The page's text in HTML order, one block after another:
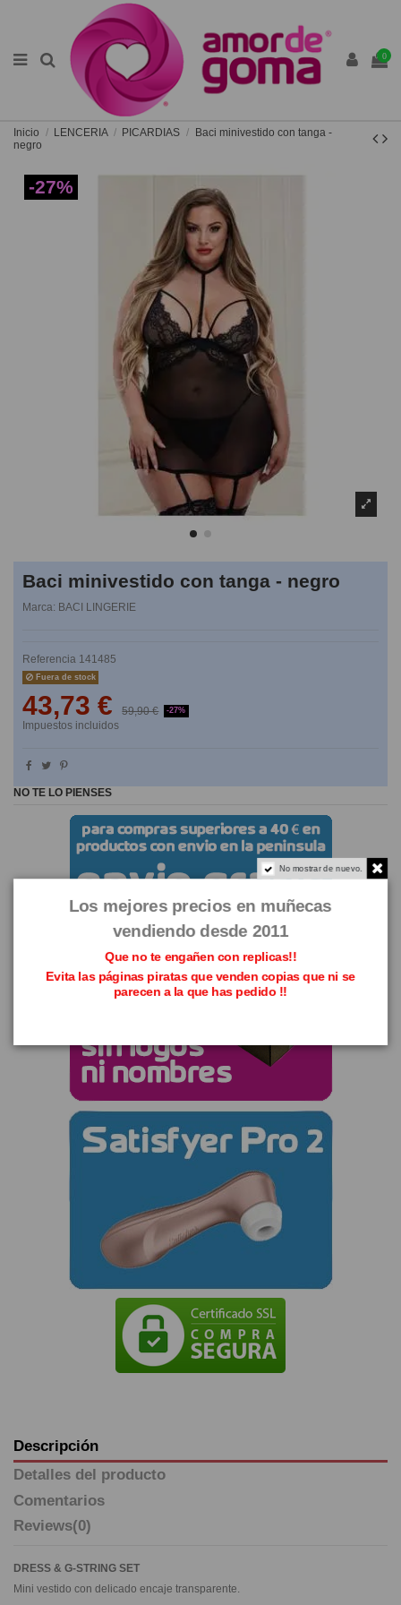
0
Inicio LENCERIA PICARDIAS
Baci minivestido con tanga -
negro
-27%
Baci minivestido con tanga - negro
Marca: BACI LINGERIE
Referencia 141485
Fuera de stock
43,73 € 59,90 € -27%
Impuestos incluidos
NO TE LO PIENSES
Descripción
Detalles del producto
Comentarios
Reviews(0)
DRESS & G-STRING SET
Mini vestido con delicado encaje transparente.
No mostrar de nuevo.
Los mejores precios en muñecas
vendiendo desde 2011
Que no te engañen con replicas!!
Evita las páginas piratas que venden copias que ni se
parecen a la que has pedido !!